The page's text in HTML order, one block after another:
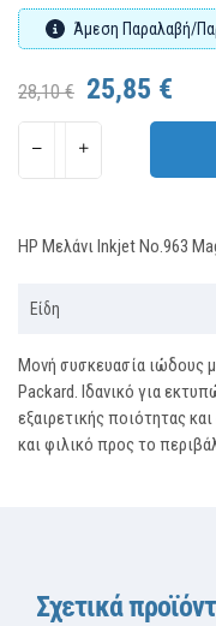
Άμεση Παραλαβή/
28,10 € 25,85 €
HP Μελάνι Inkjet No.963
Είδη
Μονή συσκευασία ιώδους
Packard. Ιδανικό για
εξαιρετικής ποιότητας
και φιλικό προς το
Σχετικά